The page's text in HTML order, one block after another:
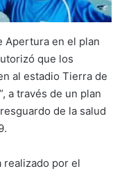
Apertura en el plan
que los
al estadio Tierra de
a través de un plan
de la salud
realizado por el